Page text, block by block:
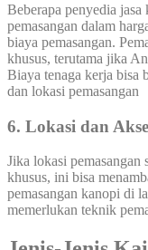
Beberapa penyedia
pemasangan dalam
biaya pemasangan.
khusus, terutama jika
Biaya tenaga kerja bisa
dan lokasi pemasangan
6. Lokasi dan
Jika lokasi pemasangan
khusus, ini bisa
pemasangan kanopi di
memerlukan teknik